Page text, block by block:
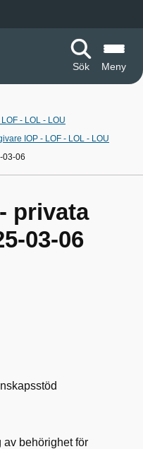
Sök
Meny
- LOL - LOU
IOP - LOF - LOL - LOU
03-06
privata
03-06
behörighet för